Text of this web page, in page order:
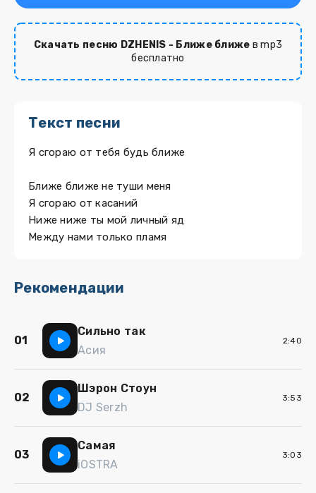
Скачать песню DZHENIS - Ближе ближе в mp3
бесплатно
Текст песни
Я сгораю от тебя будь ближе
Ближе ближе не туши меня
Я сгораю от касаний
Ниже ниже ты мой личный яд
Между нами только пламя
Рекомендации
01
Сильно так
Асия
2:40
02
Шэрон Стоун
DJ Serzh
3:53
03
Самая
iOSTRA
3:03